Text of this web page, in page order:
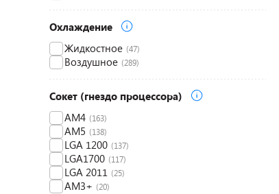
Охлаждение
Жидкостное (47)
Воздушное (289)
Сокет (гнездо процессора)
AM4 (163)
AM5 (138)
LGA 1200 (137)
LGA1700 (117)
LGA 2011 (25)
AM3+ (20)